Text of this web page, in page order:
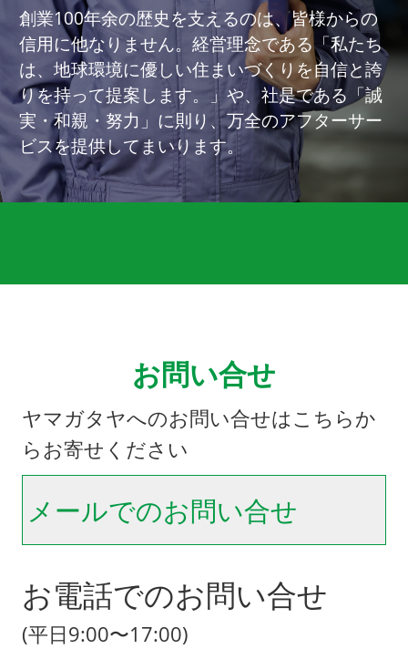
創業100年余の歴史を支えるのは、皆様からの
信用に他なりません。経営理念である「私たち
は、地球環境に優しい住まいづくりを自信と誇
りを持って提案します。」や、社是である「誠
実・和親・努力」に則り、万全のアフターサー
ビスを提供してまいります。
お問い合せ
ヤマガタヤへのお問い合せはこちらか
らお寄せください
メールでのお問い合せ
お電話でのお問い合せ
(平日9:00〜17:00)